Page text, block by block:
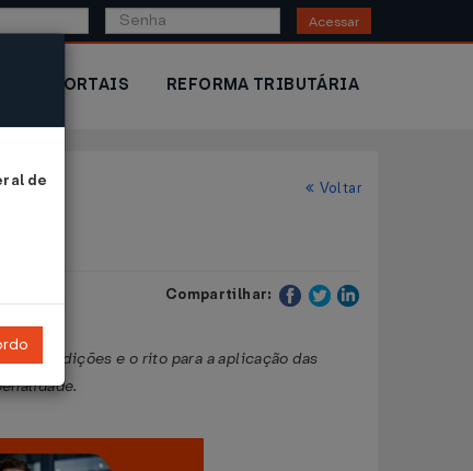
Acessar
PORTAIS REFORMA TRIBUTÁRIA
Voltar
Compartilhar:
as condições e o rito para a aplicação das
de